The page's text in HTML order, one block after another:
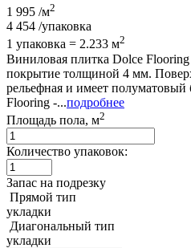
1 995 /м2
4 454 /упаковка
1 упаковка = 2.233 м2
Виниловая плитка Dolce
покрытие толщиной 4 мм.
рельефная и имеет полуматовый
Flooring -...подробнее
Площадь пола, м2
Количество упаковок:
Запас на подрезку
Прямой тип
укладки
Диагональный тип
укладки